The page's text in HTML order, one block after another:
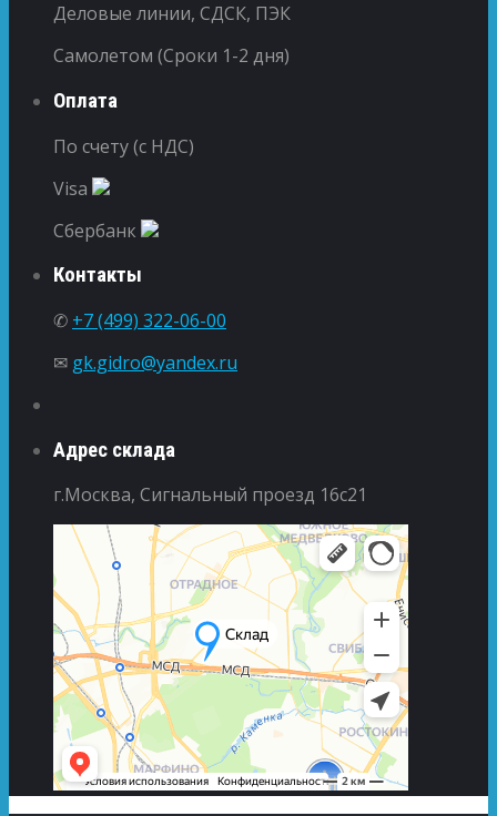
Деловые линии, СДСК, ПЭК
Самолетом (Сроки 1-2 дня)
Оплата
По счету (с НДС)
Visa
Сбербанк
Контакты
✆ +7 (499) 322-06-00
✉ gk.gidro@yandex.ru
Адрес склада
г.Москва, Сигнальный проезд 16с21